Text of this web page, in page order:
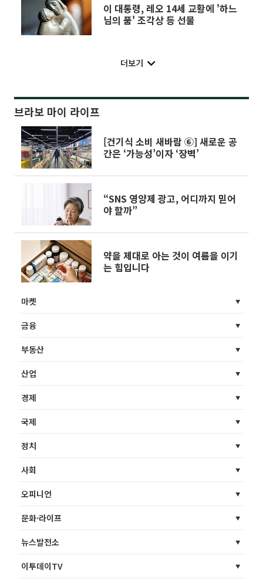
이 대통령, 레오 14세 교황에 '하느
님의 품' 조각상 등 선물
더보기
브라보 마이 라이프
[건기식 소비 새바람 ⑥] 새로운 공
간은 ‘가능성’이자 ‘장벽’
“SNS 영양제 광고, 어디까지 믿어
야 할까”
약을 제대로 아는 것이 여름을 이기
는 힘입니다
마켓
금융
부동산
산업
경제
국제
정치
사회
오피니언
문화·라이프
뉴스발전소
이투데이TV